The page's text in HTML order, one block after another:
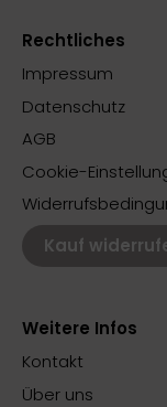
Rechtliches
Impressum
Datenschutz
AGB
Cookie-
Kauf
Weitere Infos
Kontakt
Über uns